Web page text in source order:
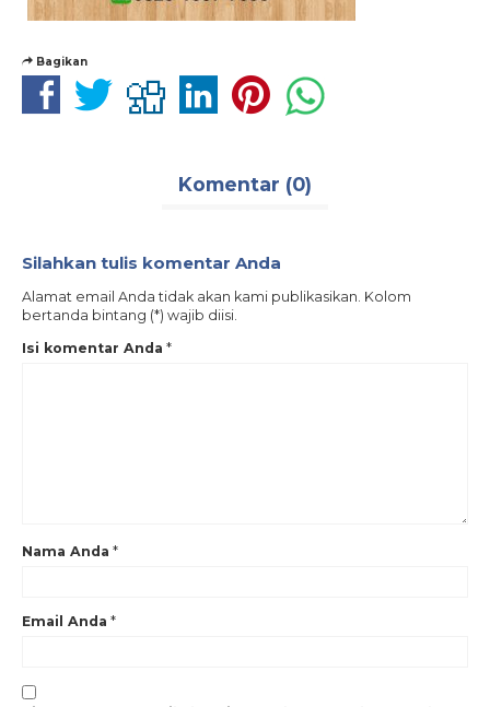
Bagikan
Komentar (0)
Silahkan tulis komentar Anda
Alamat email Anda tidak akan kami publikasikan. Kolom
bertanda bintang (*) wajib diisi.
Isi komentar Anda *
Nama Anda *
Email Anda *